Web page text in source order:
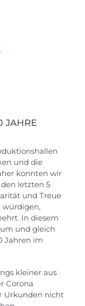
JAHRE
und die
konnten wir
letzten 5
und Treue
würdigen,
In diesem
und gleich
Jahren im
kleiner aus
Corona
Urkunden nicht